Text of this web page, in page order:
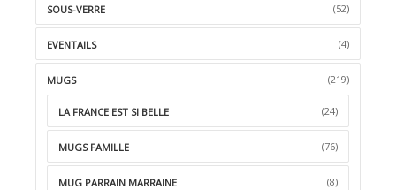
SOUS-VERRE (52)
EVENTAILS (4)
MUGS (219)
LA FRANCE EST SI BELLE (24)
MUGS FAMILLE (76)
MUG PARRAIN MARRAINE (8)